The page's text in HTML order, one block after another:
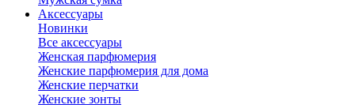
Аксессуары
Новинки
Все аксессуары
Женская парфюмерия
Женские парфюмерия для дома
Женские перчатки
Женские зонты